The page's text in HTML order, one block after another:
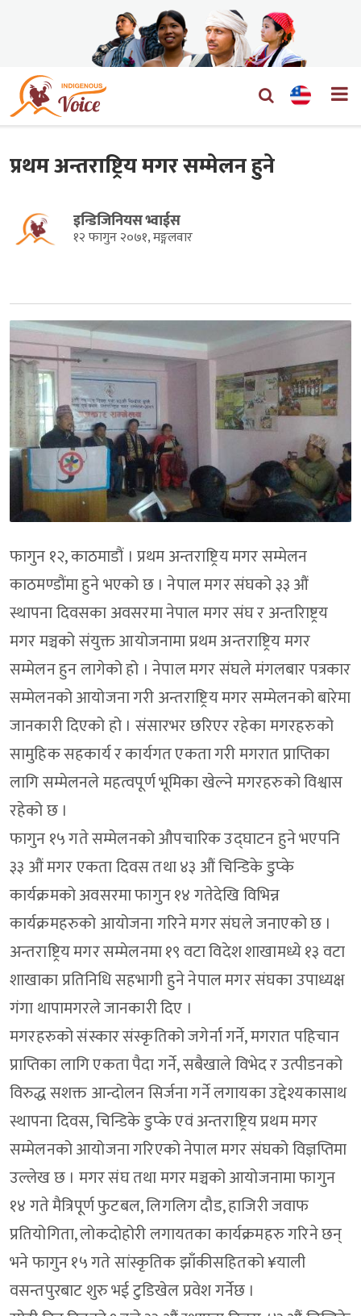
प्रथम अन्तराष्ट्रिय मगर सम्मेलन हुने
इन्डिजिनियस भ्वाईस
१२ फागुन २०७१, मङ्गलवार
फागुन १२, काठमाडौं । प्रथम अन्तराष्ट्रिय मगर सम्मेलन
काठमण्डौंमा हुने भएको छ । नेपाल मगर संघको ३३ औं
स्थापना दिवसका अवसरमा नेपाल मगर संघ र अन्तरािष्ट्रय
मगर मञ्चको संयुक्त आयोजनामा प्रथम अन्तराष्ट्रिय मगर
सम्मेलन हुन लागेको हो । नेपाल मगर संघले मंगलबार पत्रकार
सम्मेलनको आयोजना गरी अन्तराष्ट्रिय मगर सम्मेलनको बारेमा
जानकारी दिएको हो । संसारभर छरिएर रहेका मगरहरुको
सामुहिक सहकार्य र कार्यगत एकता गरी मगरात प्राप्तिका
लागि सम्मेलनले महत्वपूर्ण भूमिका खेल्ने मगरहरुको विश्वास
रहेको छ ।
फागुन १५ गते सम्मेलनको औपचारिक उद्घाटन हुने भएपनि
३३ औं मगर एकता दिवस तथा ४३ औं चिन्डिके डुप्के
कार्यक्रमको अवसरमा फागुन १४ गतेदेखि विभिन्न
कार्यक्रमहरुको आयोजना गरिने मगर संघले जनाएको छ ।
अन्तराष्ट्रिय मगर सम्मेलनमा १९ वटा विदेश शाखामध्ये १३ वटा
शाखाका प्रतिनिधि सहभागी हुने नेपाल मगर संघका उपाध्यक्ष
गंगा थापामगरले जानकारी दिए ।
मगरहरुको संस्कार संस्कृतिको जगेर्ना गर्ने, मगरात पहिचान
प्राप्तिका लागि एकता पैदा गर्ने, सबैखाले विभेद र उत्पीडनको
विरुद्ध सशक्त आन्दोलन सिर्जना गर्ने लगायका उद्देश्यकासाथ
स्थापना दिवस, चिन्डिके डुप्के एवं अन्तराष्ट्रिय प्रथम मगर
सम्मेलनको आयोजना गरिएको नेपाल मगर संघको विज्ञप्तिमा
उल्लेख छ । मगर संघ तथा मगर मञ्चको आयोजनामा फागुन
१४ गते मैत्रिपूर्ण फुटबल, लिगलिग दौड, हाजिरी जवाफ
प्रतियोगिता, लोकदोहोरी लगायतका कार्यक्रमहरु गरिने छन्
भने फागुन १५ गते सांस्कृतिक झाँकीसहितको ¥याली
वसन्तपुरबाट शुरु भई टुडिखेल प्रवेश गर्नेछ ।